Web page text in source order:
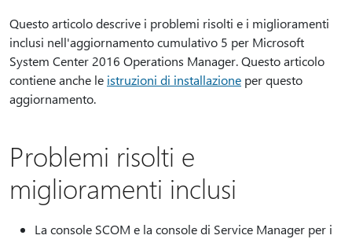
Questo articolo descrive i problemi risolti e i miglioramenti
inclusi nell'aggiornamento cumulativo 5 per Microsoft
System Center 2016 Operations Manager. Questo articolo
contiene anche le istruzioni di installazione per questo
aggiornamento.
Problemi risolti e
miglioramenti inclusi
La console SCOM e la console di Service Manager per i